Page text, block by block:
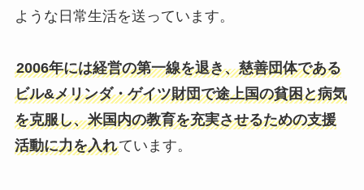
ような日常生活を送っています。
2006年には経営の第一線を退き、慈善団体である
ビル&メリンダ・ゲイツ財団で途上国の貧困と病気
を克服し、米国内の教育を充実させるための支援
活動に力を入れています。